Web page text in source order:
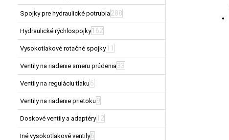
Spojky pre hydraulické potrubia 288
Hydraulické rýchlospojky 162
Vysokotlakové rotačné spojky 11
Ventily na riadenie smeru prúdenia 33
Ventily na reguláciu tlaku 6
Ventily na riadenie prietoku 9
Doskové ventily a adaptéry 12
Iné vysokotlakové ventily6